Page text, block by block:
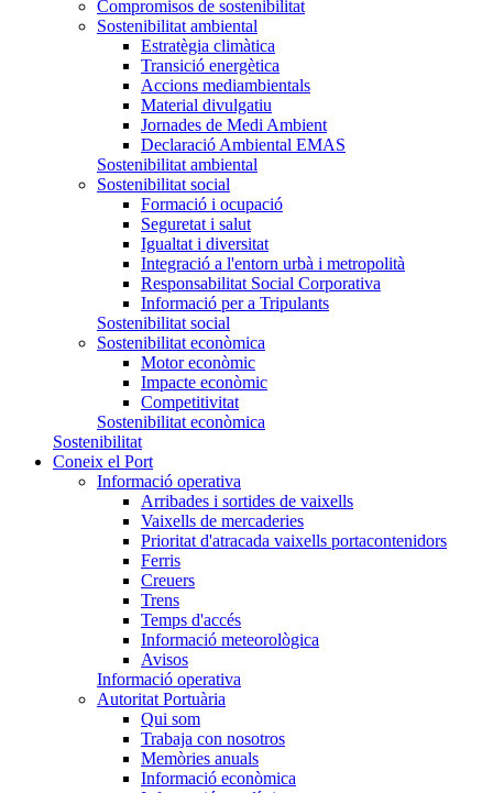
Compromisos de sostenibilitat
Sostenibilitat ambiental
Estratègia climàtica
Transició energètica
Accions mediambientals
Material divulgatiu
Jornades de Medi Ambient
Declaració Ambiental EMAS
Sostenibilitat ambiental
Sostenibilitat social
Formació i ocupació
Seguretat i salut
Igualtat i diversitat
Integració a l'entorn urbà i metropolità
Responsabilitat Social Corporativa
Informació per a Tripulants
Sostenibilitat social
Sostenibilitat econòmica
Motor econòmic
Impacte econòmic
Competitivitat
Sostenibilitat econòmica
Sostenibilitat
Coneix el Port
Informació operativa
Arribades i sortides de vaixells
Vaixells de mercaderies
Prioritat d'atracada vaixells portacontenidors
Ferris
Creuers
Trens
Temps d'accés
Informació meteorològica
Avisos
Informació operativa
Autoritat Portuària
Qui som
Trabaja con nosotros
Memòries anuals
Informació econòmica